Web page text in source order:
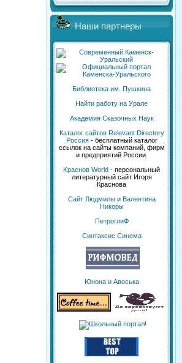
Наши партнеры
Библиотека им. Пушкина
Найти работу на Урале
Академия Сказочных Наук
Каталог сайтов Relevant Directory
Россия- бесплатный каталог
ссылок на сайты компаний, фирм
и предприятий России.
Kраснов World - персональный
литературный сайт Игоря
Краснова
Сайт Людмилы и Валентина
Никоры
ПетроглиФ
Синтаксис Синема
Юнона и Авоська